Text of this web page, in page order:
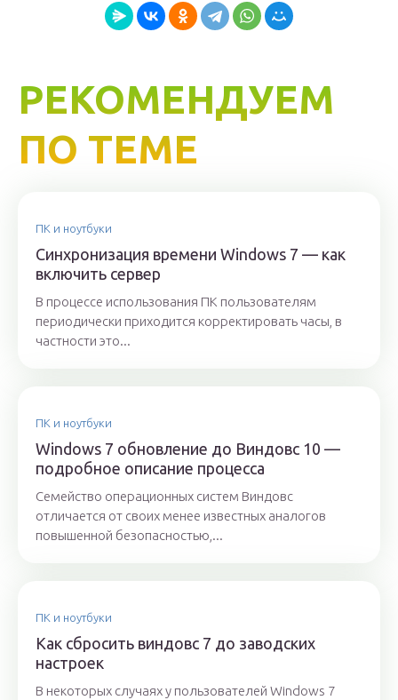
РЕКОМЕНДУЕМ
ПО ТЕМЕ
ПК и ноутбуки
Синхронизация времени Windows 7 — как
включить сервер
В процессе использования ПК пользователям
периодически приходится корректировать часы, в
частности это...
ПК и ноутбуки
Windows 7 обновление до Виндовс 10 —
подробное описание процесса
Семейство операционных систем Виндовс
отличается от своих менее известных аналогов
повышенной безопасностью,...
ПК и ноутбуки
Как сбросить виндовс 7 до заводских
настроек
В некоторых случаях у пользователей Windows 7